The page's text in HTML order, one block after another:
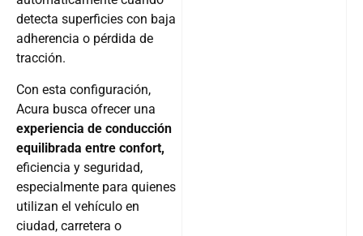
detecta superficies con baja
adherencia o pérdida de
tracción.
Con esta configuración,
Acura busca ofrecer una
experiencia de conducción
equilibrada entre confort,
eficiencia y seguridad,
especialmente para quienes
utilizan el vehículo en
ciudad, carretera o